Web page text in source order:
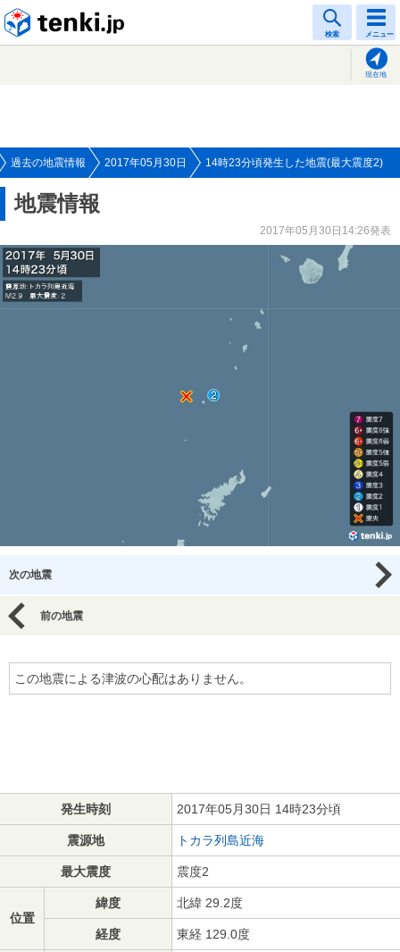
検索 メニュー
現在地
過去の地震情報 2017年05月30日 14時23分頃発生した地震(最大震度2)
地震情報
2017年05月30日14:26発表
次の地震
前の地震
この地震による津波の心配はありません。
発生時刻 2017年05月30日 14時23分頃
震源地 トカラ列島近海
最大震度 震度2
位置
緯度 北緯 29.2度
経度 東経 129.0度